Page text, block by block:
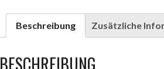
Beschreibung Zusätzliche